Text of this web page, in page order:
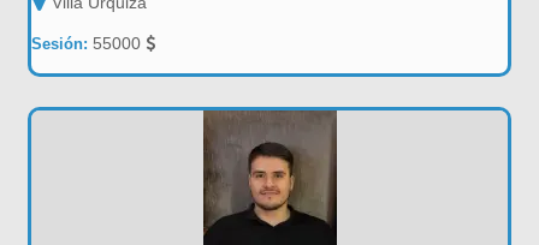
Sesión: 55000